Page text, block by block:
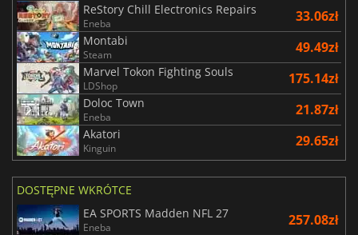
ReStory Chill Electronics Repairs
Eneba 33.06zł
Montabi
Steam 49.49zł
Marvel Tokon Fighting Souls
LDShop 175.14zł
Doloc Town
Eneba 21.87zł
Akatori
Kinguin 29.65zł
DOSTĘPNE WKRÓTCE
EA SPORTS Madden NFL 27
Eneba 257.08zł